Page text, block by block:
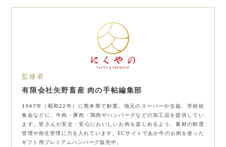
監修者
有限会社矢野畜産 肉の手帖編集部
1947年（昭和22年）に熊本県で創業。地元のスーパーや生協、学校給
食会などに、牛肉・豚肉・鶏肉やハンバーグなどの加工品を提供してい
ます。皆さんが安全・安心においしいお肉を楽しめるよう、素材の鮮度
管理や衛生管理に力を入れています。ECサイトであか牛のお肉を使った
ギフト用プレミアムハンバーグ販売中。